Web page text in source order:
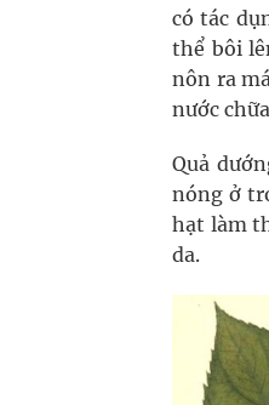
có tác
thể bôi
nôn ra
nư­ớc
Quả
nóng ở
hạt làm
da.